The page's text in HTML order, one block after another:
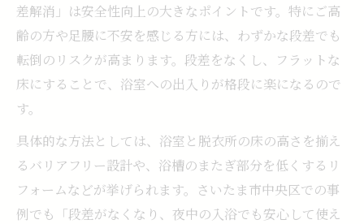
差解消」は安全性向上の大きなポイントです。特にご高
齢の方や足腰に不安を感じる方には、わずかな段差でも
転倒のリスクが高まります。段差をなくし、フラットな
床にすることで、浴室への出入りが格段に楽になるので
す。
具体的な方法としては、浴室と脱衣所の床の高さを揃え
るバリアフリー設計や、浴槽のまたぎ部分を低くするリ
フォームなどが挙げられます。さいたま市中央区での事
例でも「段差がなくなり、夜中の入浴でも安心して使え